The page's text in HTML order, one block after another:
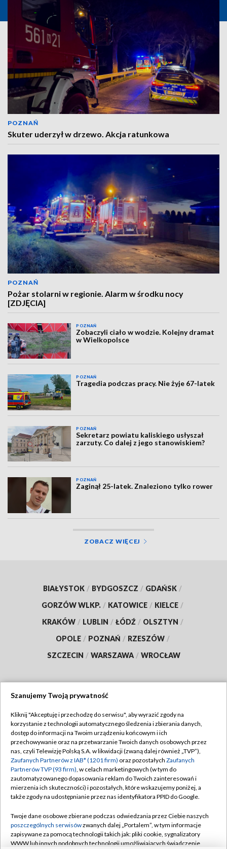
POZNAŃ
Skuter uderzył w drzewo. Akcja ratunkowa
POZNAŃ
Pożar stolarni w regionie. Alarm w środku nocy
[ZDJĘCIA]
POZNAŃ
Zobaczyli ciało w wodzie. Kolejny dramat
w Wielkopolsce
POZNAŃ
Tragedia podczas pracy. Nie żyje 67-latek
POZNAŃ
Sekretarz powiatu kaliskiego usłyszał
zarzuty. Co dalej z jego stanowiskiem?
POZNAŃ
Zaginął 25-latek. Znaleziono tylko rower
ZOBACZ WIĘCEJ
BIAŁYSTOK / BYDGOSZCZ / GDAŃSK /
GORZÓW WLKP. / KATOWICE / KIELCE /
KRAKÓW / LUBLIN / ŁÓDŹ / OLSZTYN /
OPOLE / POZNAŃ / RZESZÓW /
SZCZECIN / WARSZAWA / WROCŁAW
TVP
Abonament TVP
Emisja w TVP
Centrum informacji TVP
Naziemna Telewizja Cyfrowa
Rada Programowa
System NOS
Regulamin TVP
Polityka prywatności
Moje zgody
Pomoc
Kontakt
Szanujemy Twoją prywatność
Kliknij "Akceptuję i przechodzę do serwisu", aby wyrazić zgody na
korzystanie z technologii automatycznego śledzenia i zbierania danych,
dostęp do informacji na Twoim urządzeniu końcowym i ich
przechowywanie oraz na przetwarzanie Twoich danych osobowych przez
nas, czyli Telewizję Polską S.A. w likwidacji (zwaną dalej również „TVP”),
Zaufanych Partnerów z IAB* (1201 firm) oraz pozostałych Zaufanych
Partnerów TVP (93 firm), w celach marketingowych (w tym do
zautomatyzowanego dopasowania reklam do Twoich zainteresowań i
mierzenia ich skuteczności) i pozostałych, które wskazujemy poniżej, a
także zgody na udostępnianie przez nas identyfikatora PPID do Google.
Twoje dane osobowe zbierane podczas odwiedzania przez Ciebie naszych
poszczególnych serwisówzwanych dalej „Portalem”, w tym informacje
zapisywane za pomocą technologii takich jak: pliki cookie, sygnalizatory
WWW lub innych podobnych technologii umożliwiających świadczenie